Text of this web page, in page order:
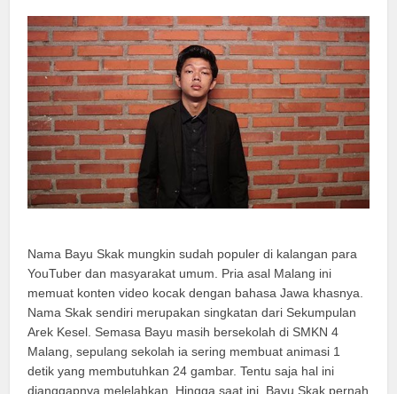
Nama Bayu Skak mungkin sudah populer di kalangan para
YouTuber dan masyarakat umum. Pria asal Malang ini
memuat konten video kocak dengan bahasa Jawa khasnya.
Nama Skak sendiri merupakan singkatan dari Sekumpulan
Arek Kesel. Semasa Bayu masih bersekolah di SMKN 4
Malang, sepulang sekolah ia sering membuat animasi 1
detik yang membutuhkan 24 gambar. Tentu saja hal ini
dianggapnya melelahkan. Hingga saat ini, Bayu Skak pernah